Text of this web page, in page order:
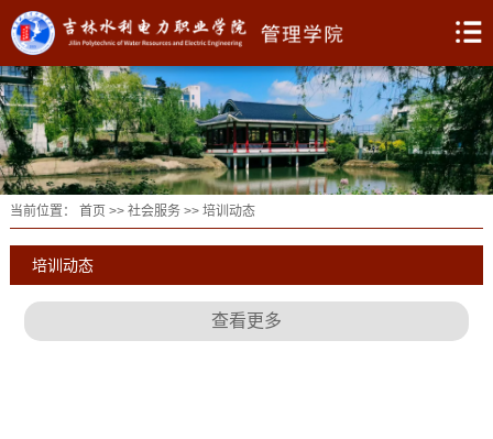
当前位置： 首页>> 社会服务>> 培训动态
培训动态
查看更多